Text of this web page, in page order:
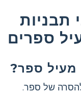
תבניות
ספרים
מעיל ספר?
של ספר.